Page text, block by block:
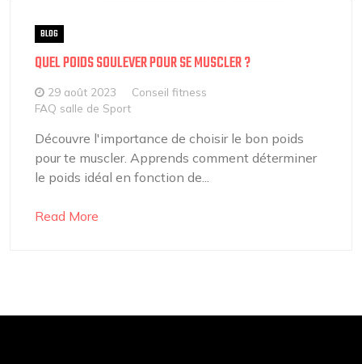
BLOG
QUEL POIDS SOULEVER POUR SE MUSCLER ?
29 août 2023
Conseil fitness
FAQ salle de Sport
Découvre l'importance de choisir le bon poids
pour te muscler. Apprends comment déterminer
le poids idéal en fonction de...
Read More